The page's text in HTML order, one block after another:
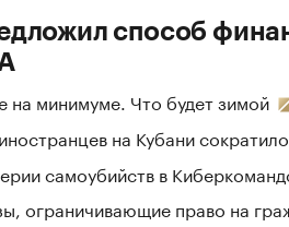
способ
на минимуме. Что будет зимой
на Кубани
самоубийств в
ограничивающие право на